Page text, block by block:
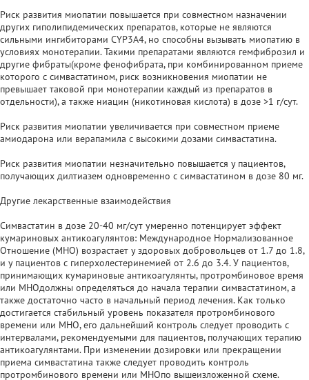
Риск развития миопатии повышается при совместном назначении
других гиполипидемических препаратов, которые не являются
сильными ингибиторами CYP3A4, но способны вызывать миопатию в
условиях монотерапии. Такими препаратами являются гемфиброзил и
другие фибраты(кроме фенофибрата, при комбинированном приеме
которого с симвастатином, риск возникновения миопатии не
превышает таковой при монотерапии каждый из препаратов в
отдельности), а также ниацин (никотиновая кислота) в дозе >1 г/сут.
Риск развития миопатии увеличивается при совместном приеме
амиодарона или верапамила с высокими дозами симвастатина.
Риск развития миопатии незначительно повышается у пациентов,
получающих дилтиазем одновременно с симвастатином в дозе 80 мг.
Другие лекарственные взаимодействия
Симвастатин в дозе 20-40 мг/сут умеренно потенцирует эффект
кумариновых антикоагулянтов: Международное Нормализованное
Отношение (MHO) возрастает у здоровых добровольцев от 1.7 до 1.8,
и у пациентов с гиперхолестеринемией от 2.6 до 3.4. У пациентов,
принимающих кумариновые антикоагулянты, протромбиновое время
или MHOдолжны определяться до начала терапии симвастатином, а
также достаточно часто в начальный период лечения. Как только
достигается стабильный уровень показателя протромбинового
времени или MHO, его дальнейший контроль следует проводить с
интервалами, рекомендуемыми для пациентов, получающих терапию
антикоагулянтами. При изменении дозировки или прекращении
приема симвастатина также следует проводить контроль
протромбинового времени или MHOпо вышеизложенной схеме.